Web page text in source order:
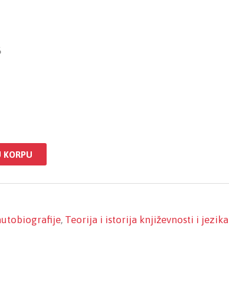
KORPU
, Teorija i istorija književnosti i jezika